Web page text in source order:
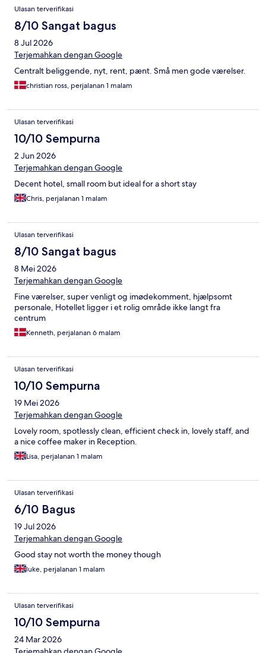
Ulasan terverifikasi
8/10 Sangat bagus
8 Jul 2026
Terjemahkan dengan Google
Centralt beliggende, nyt, rent, pænt. Små men gode værelser.
christian ross, perjalanan 1 malam
Ulasan terverifikasi
10/10 Sempurna
2 Jun 2026
Terjemahkan dengan Google
Decent hotel, small room but ideal for a short stay
Chris, perjalanan 1 malam
Ulasan terverifikasi
8/10 Sangat bagus
8 Mei 2026
Terjemahkan dengan Google
Fine værelser, super venligt og imødekomment, hjælpsomt
personale, Hotellet ligger i et rolig område ikke langt fra
centrum
Kenneth, perjalanan 6 malam
Ulasan terverifikasi
10/10 Sempurna
19 Mei 2026
Terjemahkan dengan Google
Lovely room, spotlessly clean, efficient check in, lovely staff, and
a nice coffee maker in Reception.
Lisa, perjalanan 1 malam
Ulasan terverifikasi
6/10 Bagus
19 Jul 2026
Terjemahkan dengan Google
Good stay not worth the money though
luke, perjalanan 1 malam
Ulasan terverifikasi
10/10 Sempurna
24 Mar 2026